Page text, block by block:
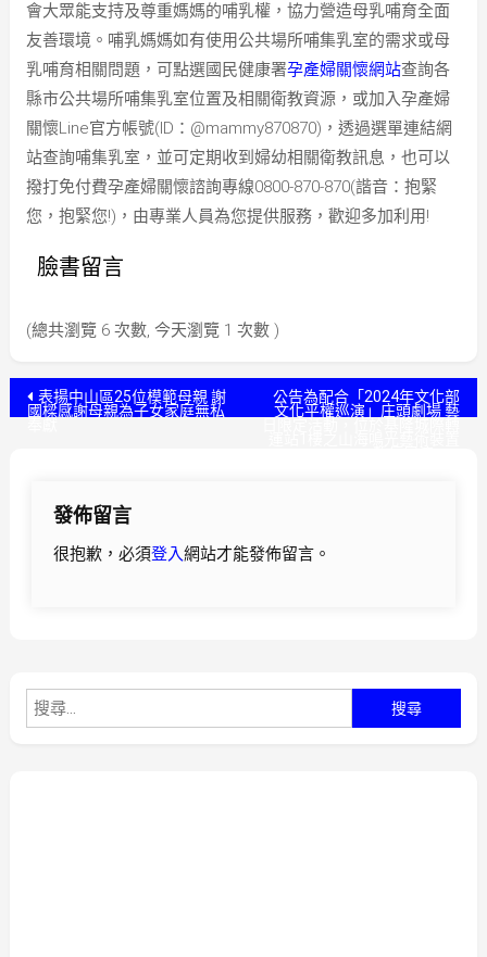
會大眾能支持及尊重媽媽的哺乳權，協力營造母乳哺育全面
友善環境。哺乳媽媽如有使用公共場所哺集乳室的需求或母
乳哺育相關問題，可點選國民健康署孕產婦關懷網站查詢各
縣市公共場所哺集乳室位置及相關衛教資源，或加入孕產婦
關懷Line官方帳號(ID：@mammy870870)，透過選單連結網
站查詢哺集乳室，並可定期收到婦幼相關衛教訊息，也可以
撥打免付費孕產婦關懷諮詢專線0800-870-870(諧音：抱緊
您，抱緊您!)，由專業人員為您提供服務，歡迎多加利用!
臉書留言
(總共瀏覽 6 次數, 今天瀏覽 1 次數 )
文表揚中山區25位模範母親 謝
國樑感謝母親為子女家庭無私
公告為配合「2024年文化部
文化平權巡演」庄頭劇場 藝
發佈留言
很抱歉，必須登入網站才能發佈留言。
尋